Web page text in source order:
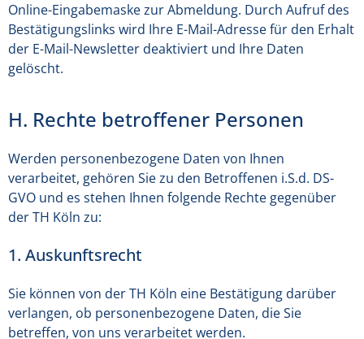
Online-Eingabemaske zur Abmeldung. Durch Aufruf des
Bestätigungslinks wird Ihre E-Mail-Adresse für den Erhalt
der E-Mail-Newsletter deaktiviert und Ihre Daten
gelöscht.
H. Rechte betroffener Personen
Werden personenbezogene Daten von Ihnen
verarbeitet, gehören Sie zu den Betroffenen i.S.d. DS-
GVO und es stehen Ihnen folgende Rechte gegenüber
der TH Köln zu:
1. Auskunftsrecht
Sie können von der TH Köln eine Bestätigung darüber
verlangen, ob personenbezogene Daten, die Sie
betreffen, von uns verarbeitet werden.